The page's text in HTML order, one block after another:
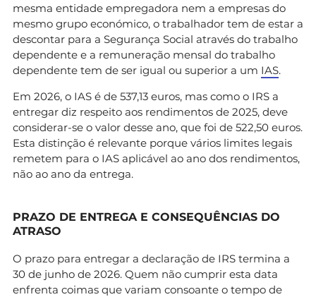
mesma entidade empregadora nem a empresas do
mesmo grupo económico, o trabalhador tem de estar a
descontar para a Segurança Social através do trabalho
dependente e a remuneração mensal do trabalho
dependente tem de ser igual ou superior a um IAS.
Em 2026, o IAS é de 537,13 euros, mas como o IRS a
entregar diz respeito aos rendimentos de 2025, deve
considerar-se o valor desse ano, que foi de 522,50 euros.
Esta distinção é relevante porque vários limites legais
remetem para o IAS aplicável ao ano dos rendimentos,
não ao ano da entrega.
PRAZO DE ENTREGA E CONSEQUÊNCIAS DO
ATRASO
O prazo para entregar a declaração de IRS termina a
30 de junho de 2026. Quem não cumprir esta data
enfrenta coimas que variam consoante o tempo de